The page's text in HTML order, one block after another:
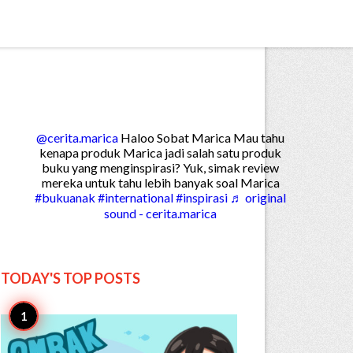
@cerita.marica Haloo Sobat Marica Mau tahu
kenapa produk Marica jadi salah satu produk
buku yang menginspirasi? Yuk, simak review
mereka untuk tahu lebih banyak soal Marica
#bukuanak #international#inspirasi ♬ original
sound - cerita.marica
TODAY'S TOPPOSTS